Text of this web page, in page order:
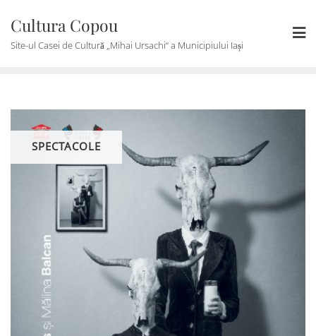
content
Cultura Copou
Site-ul Casei de Cultură „Mihai Ursachi“ a Municipiului Iași
SPECTACOLE